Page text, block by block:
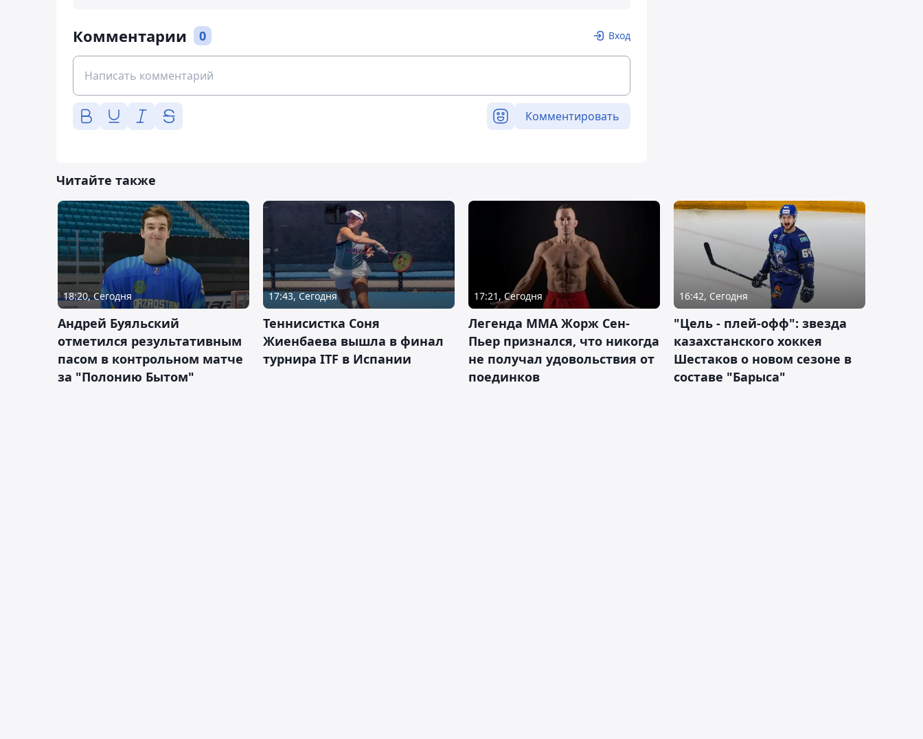
Комментарии 0 Вход
Комментировать
Читайте также
18:20, Сегодня
Андрей Буяльский
отметился результативным
пасом в контрольном матче
за "Полонию Бытом"
17:43, Сегодня
Теннисистка Соня
Жиенбаева вышла в финал
турнира ITF в Испании
17:21, Сегодня
Легенда ММА Жорж Сен-
Пьер признался, что никогда
не получал удовольствия от
поединков
16:42, Сегодня
"Цель - плей-офф": звезда
казахстанского хоккея
Шестаков о новом сезоне в
составе "Барыса"